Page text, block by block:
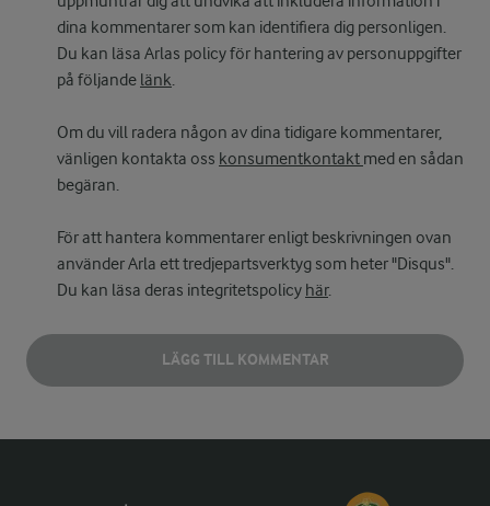
dina kommentarer som kan identifiera dig personligen.
Du kan läsa Arlas policy för hantering av personuppgifter
på följande länk.
Om du vill radera någon av dina tidigare kommentarer,
vänligen kontakta oss konsumentkontakt med en sådan
begäran.
För att hantera kommentarer enligt beskrivningen ovan
använder Arla ett tredjepartsverktyg som heter "Disqus".
Du kan läsa deras integritetspolicy här.
LÄGG TILL KOMMENTAR